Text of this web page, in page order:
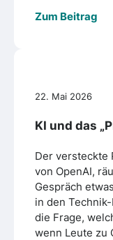
Zum Beitrag
22. Mai 2026
KI und das
Der versteckte
von OpenAI,
Gespräch
in den
die Frage,
wenn Leute zu